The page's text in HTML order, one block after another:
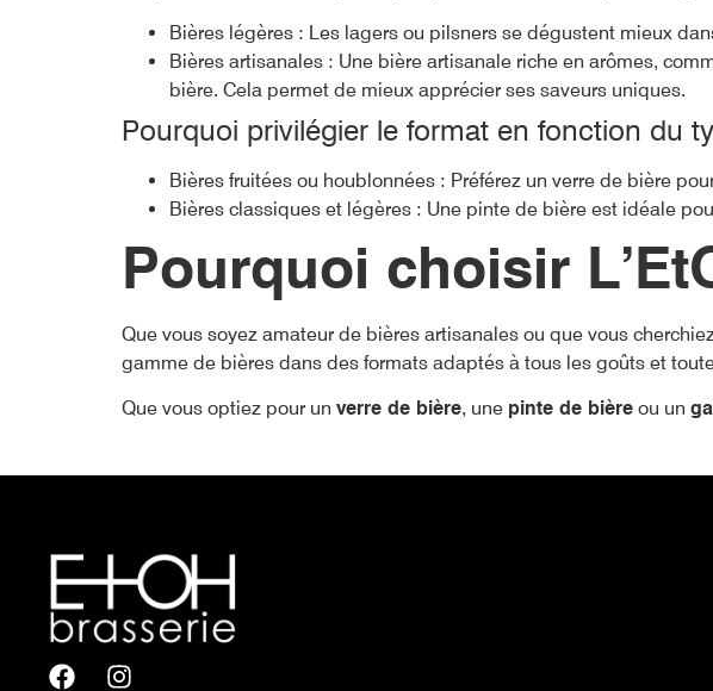
Bières légères : Les lagers ou pilsners se dégustent mieux
Bières artisanales : Une bière artisanale riche en arômes,
bière. Cela permet de mieux apprécier ses saveurs uniques.
Pourquoi privilégier le format en fonction du
Bières fruitées ou houblonnées : Préférez un verre de bière
Bières classiques et légères : Une pinte de bière est idéale
Pourquoi choisir
Que vous soyez amateur de bières artisanales ou que vous
gamme de bières dans des formats adaptés à tous les goûts et
Que vous optiez pour un verre de bière, une pinte de bière ou un